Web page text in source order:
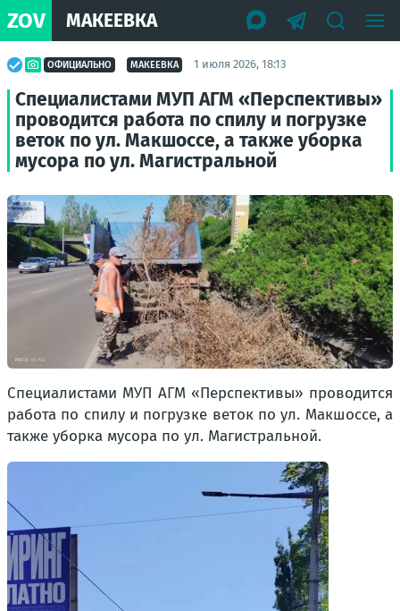
ZOV МАКЕЕВКА
ОФИЦИАЛЬНО МАКЕЕВКА 1 июля 2026, 18:13
Специалистами МУП АГМ «Перспективы»
проводится работа по спилу и погрузке
веток по ул. Макшоссе, а также уборка
мусора по ул. Магистральной
Специалистами МУП АГМ «Перспективы» проводится
работа по спилу и погрузке веток по ул. Макшоссе, а
также уборка мусора по ул. Магистральной.